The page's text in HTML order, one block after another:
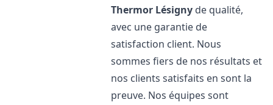
Thermor Lésigny de qualité,
avec une garantie de
satisfaction client. Nous
sommes fiers de nos résultats et
nos clients satisfaits en sont la
preuve. Nos équipes sont